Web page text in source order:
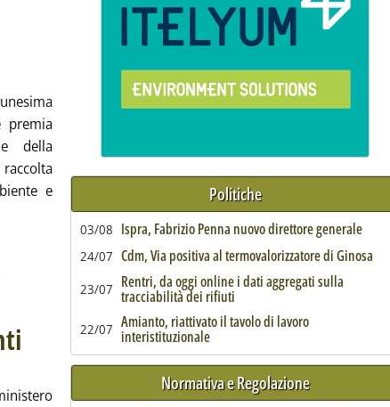
giovedì 11 aprile 2024 alle 11.51.
premia
della
e
via alle candidature'
. Sottotitolo: Due in arrivo, cinque prioritari e due in fase di istruttoria
. Pubblicata giovedì 11 aprile 2024 alle 11.20.
Politiche
03/08 Ispra, Fabrizio Penna nuovo direttore generale
24/07 Cdm, Via positiva al termovalorizzatore di Ginosa
23/07 Rentri, da oggi online i dati aggregati sulla
tracciabilità dei rifiuti
22/07 Amianto, riattivato il tavolo di lavoro
interistituzionale
Normativa e Regolazione